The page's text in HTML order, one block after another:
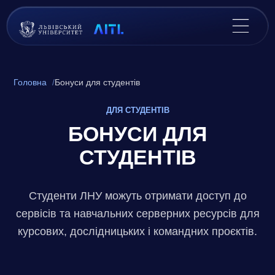
Головна Бонуси для студентів
ДЛЯ СТУДЕНТІВ
БОНУСИ ДЛЯ
СТУДЕНТІВ
Студенти ЛНУ можуть отримати доступ до
сервісів та навчальних серверних ресурсів для
курсових, дослідницьких і командних проєктів.